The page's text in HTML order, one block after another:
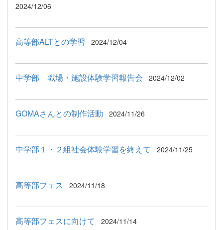
2024/12/06
高等部ALTとの学習 2024/12/04
中学部 職場・施設体験学習報告会 2024/12/02
GOMAさんとの制作活動 2024/11/26
中学部１・２組社会体験学習を終えて 2024/11/25
高等部フェス 2024/11/18
高等部フェスに向けて 2024/11/14